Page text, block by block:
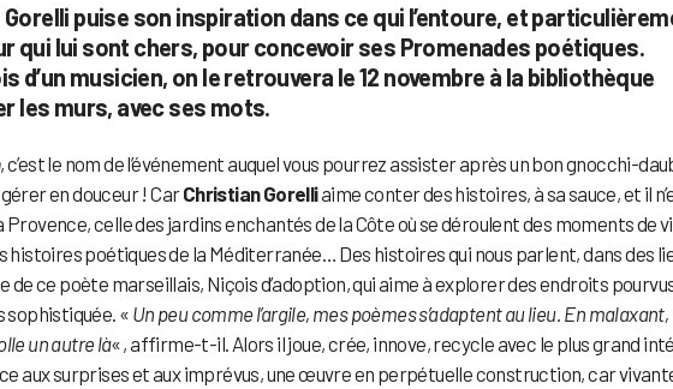
puise son inspiration dans ce qui l’entoure, et
qui lui sont chers, pour concevoir ses Promenades poétiques.
d’un musicien, on le retrouvera le 12 novembre à la bibliothèque
les murs, avec ses mots.
, c’est le nom de l’événement auquel vous pourrez assister après un bon gnocchi-
en douceur ! CarChristian Gorelliaime conter des histoires, à sa sauce, et il
Provence, celle des jardins enchantés de la Côte où se déroulent des moments de
histoires poétiques de la Méditerranée… Des histoires qui nous parlent, dans des
de ce poète marseillais, Niçois d’adoption, qui aime à explorer des endroits
sophistiquée. « Un peu comme l’argile, mes poèmes s’adaptent au lieu. En malaxant,
un autre là« , affirme-t-il. Alors il joue, crée, innove, recycle avec le plus grand
aux surprises et aux imprévus, une œuvre en perpétuelle construction, car